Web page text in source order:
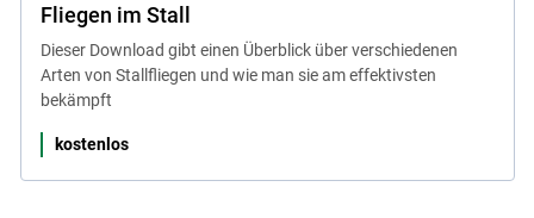
Fliegen im Stall
Dieser Download gibt einen Überblick über verschiedenen
Arten von Stallfliegen und wie man sie am effektivsten
bekämpft
kostenlos